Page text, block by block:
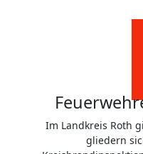
Im Landkreis Roth
gliedern